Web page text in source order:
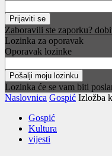
Zaboravili ste zaporku?
Lozinka za oporavak
Oporavak lozinke
Lozinka će se vam biti
Naslovnica Gospić Izložba
Gospić
Kultura
vijesti